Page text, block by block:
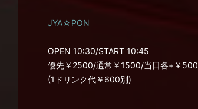
JYA☆PON
OPEN 10:30/START 10:45
優先￥2500/通常￥1500/当日各+￥500
(1ドリンク代￥600別)